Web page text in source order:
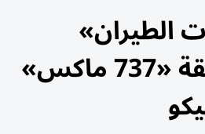
الطيران»
تستكمل صفقة «737 ماكس»